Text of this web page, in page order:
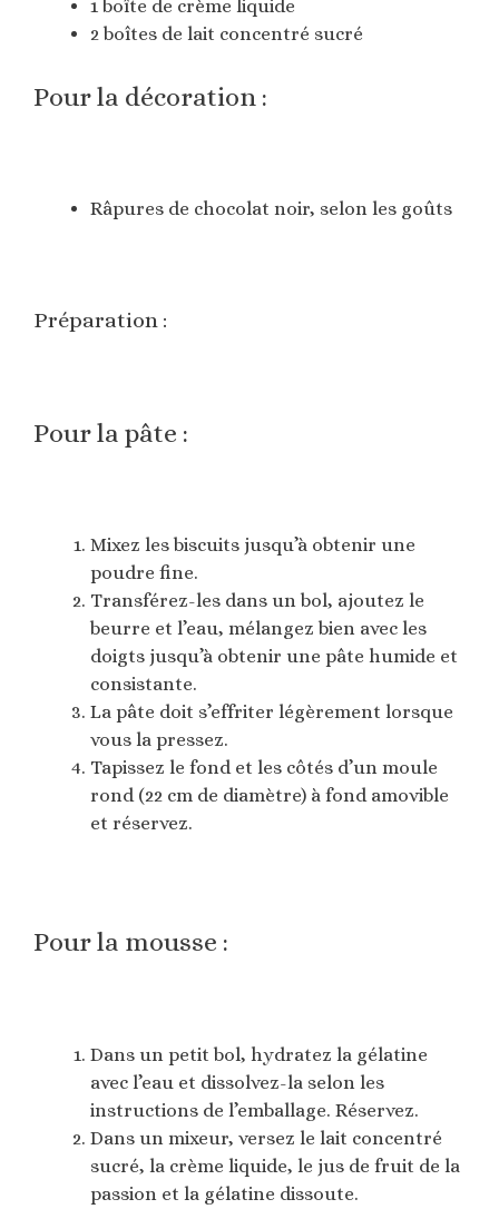
1 boîte de crème liquide
2 boîtes de lait concentré sucré
Pour la décoration :
Râpures de chocolat noir, selon les goûts
Préparation :
Pour la pâte :
Mixez les biscuits jusqu’à obtenir une
poudre fine.
Transférez-les dans un bol, ajoutez le
beurre et l’eau, mélangez bien avec les
doigts jusqu’à obtenir une pâte humide et
consistante.
La pâte doit s’effriter légèrement lorsque
vous la pressez.
Tapissez le fond et les côtés d’un moule
rond (22 cm de diamètre) à fond amovible
et réservez.
Pour la mousse :
Dans un petit bol, hydratez la gélatine
avec l’eau et dissolvez-la selon les
instructions de l’emballage. Réservez.
Dans un mixeur, versez le lait concentré
sucré, la crème liquide, le jus de fruit de la
passion et la gélatine dissoute.